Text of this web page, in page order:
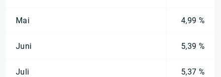
Mai 4,99 %
Juni 5,39 %
Juli 5,37 %